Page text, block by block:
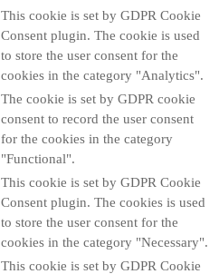
This cookie is set by GDPR Cookie
Consent plugin. The cookie is used
to store the user consent for the
cookies in the category "Analytics".
The cookie is set by GDPR cookie
consent to record the user consent
for the cookies in the category
"Functional".
This cookie is set by GDPR Cookie
Consent plugin. The cookies is used
to store the user consent for the
cookies in the category "Necessary".
This cookie is set by GDPR Cookie